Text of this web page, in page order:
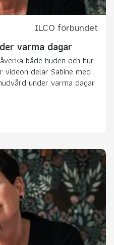
ILCO förbundet
varma dagar
både huden och hur
delar Sabine med
under varma dagar